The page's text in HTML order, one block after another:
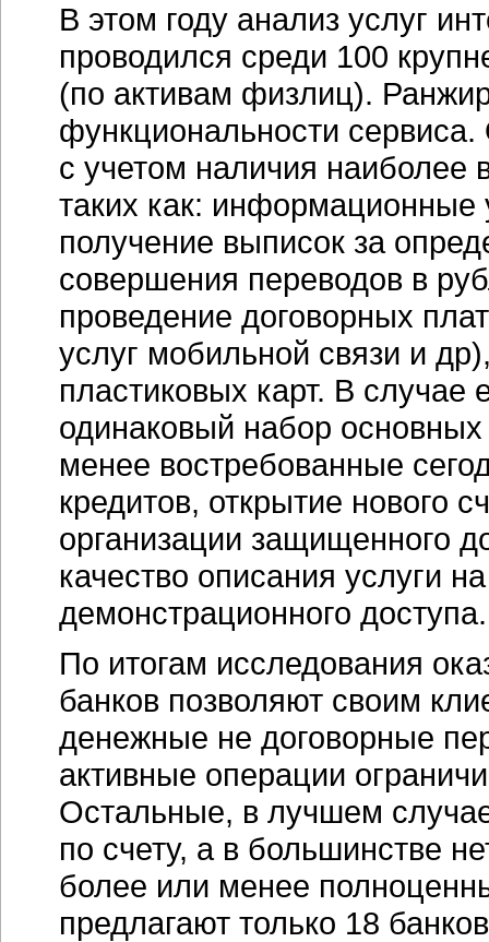
В этом году анализ услуг
проводился среди 100
(по активам физлиц).
функциональности
с учетом наличия наиболее
таких как: информационные
получение выписок за
совершения переводов в
проведение договорных
услуг мобильной связи и
пластиковых карт. В случае
одинаковый набор
менее востребованные
кредитов, открытие нового
организации защищенного
качество описания услуги
демонстрационного доступа.
По итогам исследования
банков позволяют своим
денежные не договорные
активные операции
Остальные, в лучшем
по счету, а в большинстве
более или менее
предлагают только 18